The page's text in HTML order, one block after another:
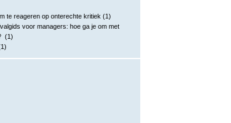
te reageren op onterechte kritiek (1)
voor managers: hoe ga je om met
(1)